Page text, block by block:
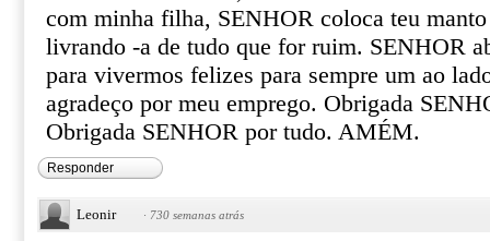
com minha filha, SENHOR coloca teu
livrando -a de tudo que for ruim. SENHOR
para vivermos felizes para sempre um ao
agradeço por meu emprego. Obrigada
Obrigada SENHOR por tudo. AMÉM.
Responder
Leonir · 730 semanas atrás